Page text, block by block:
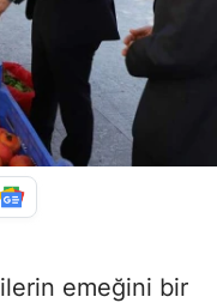
emeğini bir